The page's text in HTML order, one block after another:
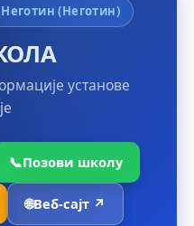
Неготин (Неготин)
установе
📞Позови школу
🌐Веб-сајт ↗